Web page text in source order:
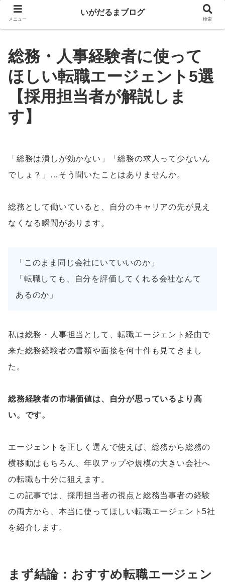
総務・人事経験者に使って
ほしい転職エージェント5選
【採用担当者が解説しま
す】
「総務は潰しが効かない」「総務の求人って少ないん
でしょ？」…そう聞いたことはありませんか。
総務として働いていると、自分のキャリアの先が見え
なくなる瞬間があります。
「このまま同じ会社にいていいのか」
「転職しても、自分を評価してくれる会社なんて
あるのか」
私は総務・人事担当として、転職エージェント経由で
来た総務経験者の書類や面接を何十件も見てきまし
た。
総務経験者の市場価値は、自分が思っているより高
い。です。
エージェントを正しく選んで使えば、総務から総務の
横移動はもちろん、年収アップや規模の大きい会社へ
の転職も十分に狙えます。
この記事では、採用担当者の視点と総務当事者の経験
の両方から、本当に使ってほしい転職エージェント5社
を紹介します。
まず結論：おすすめ転職エージェン
メニュー
いがだるまブログ
検索